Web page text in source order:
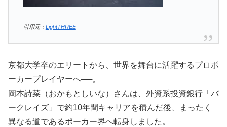
引用元： LightTHREE
京都大学卒のエリートから、世界を舞台に活躍するプロポ
ーカープレイヤーへ──。
岡本詩菜（おかもとしいな）さんは、外資系投資銀行「バ
ークレイズ」で約10年間キャリアを積んだ後、まったく
異なる道であるポーカー界へ転身しました。